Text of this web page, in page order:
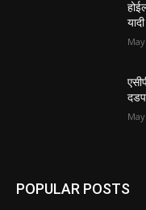
POPULAR POSTS